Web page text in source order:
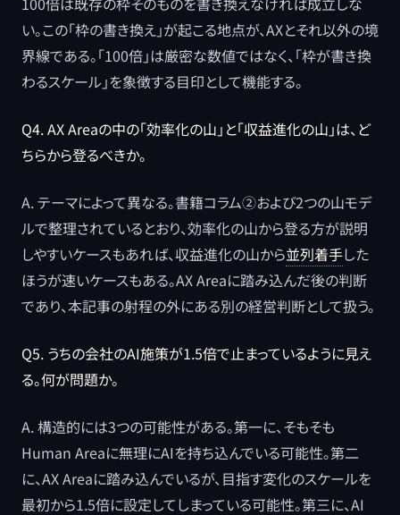
い。この「枠の書き換え」が起こる地点が、AXとそれ以外の境
界線である。「100倍」は厳密な数値ではなく、「枠が書き換
わるスケール」を象徴する目印として機能する。
Q4. AX Areaの中の「効率化の山」と「収益進化の山」は、ど
ちらから登るべきか。
A. テーマによって異なる。書籍コラム②および2つの山モデ
ルで整理されているとおり、効率化の山から登る方が説明
しやすいケースもあれば、収益進化の山から並列着手した
ほうが速いケースもある。AX Areaに踏み込んだ後の判断
であり、本記事の射程の外にある別の経営判断として扱う。
Q5. うちの会社のAI施策が1.5倍で止まっているように見え
る。何が問題か。
A. 構造的には3つの可能性がある。第一に、そもそも
Human Areaに無理にAIを持ち込んでいる可能性。第二
に、AX Areaに踏み込んでいるが、目指す変化のスケールを
最初から1.5倍に設定してしまっている可能性。第三に、AI